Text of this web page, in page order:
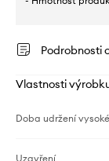
Podrobnosti
Vlastnosti
Doba udržení
Uzavření